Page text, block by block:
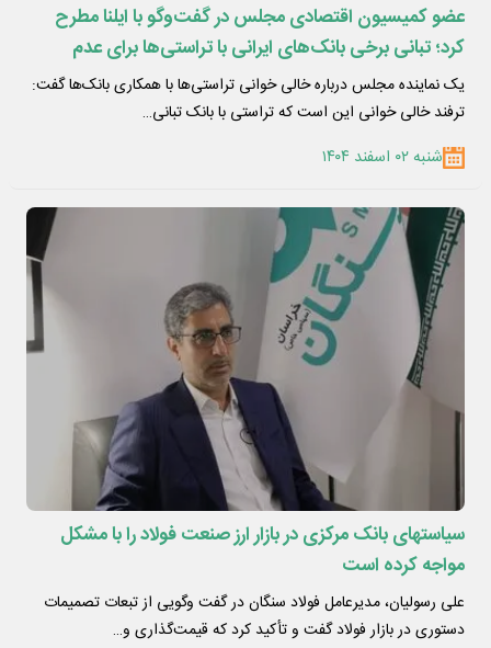
عضو کمیسیون اقتصادی مجلس در گفت‌وگو با ایلنا مطرح
کرد؛ تبانی برخی بانک‌های ایرانی با تراستی‌ها برای عدم
تحویل پول نفت/ مهلت وزیر نفت به پایان رسیده است
یک نماینده مجلس درباره خالی خوانی تراستی‌ها با همکاری بانک‌ها گفت:
ترفند خالی خوانی این است که تراستی با بانک تبانی…
شنبه ۰۲ اسفند ۱۴۰۴
سیاستهای بانک مرکزی در‌ بازار ارز صنعت فولاد را با مشکل
مواجه کرده است
علی رسولیان، مدیرعامل فولاد سنگان در گفت و‌گویی از تبعات تصمیمات
دستوری در بازار فولاد گفت و تأکید کرد که قیمت‌گذاری و…